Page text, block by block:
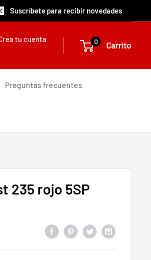
Suscríbete para recibir novedades
tu cuenta 0 Carrito
Preguntas frecuentes
235 rojo 5SP